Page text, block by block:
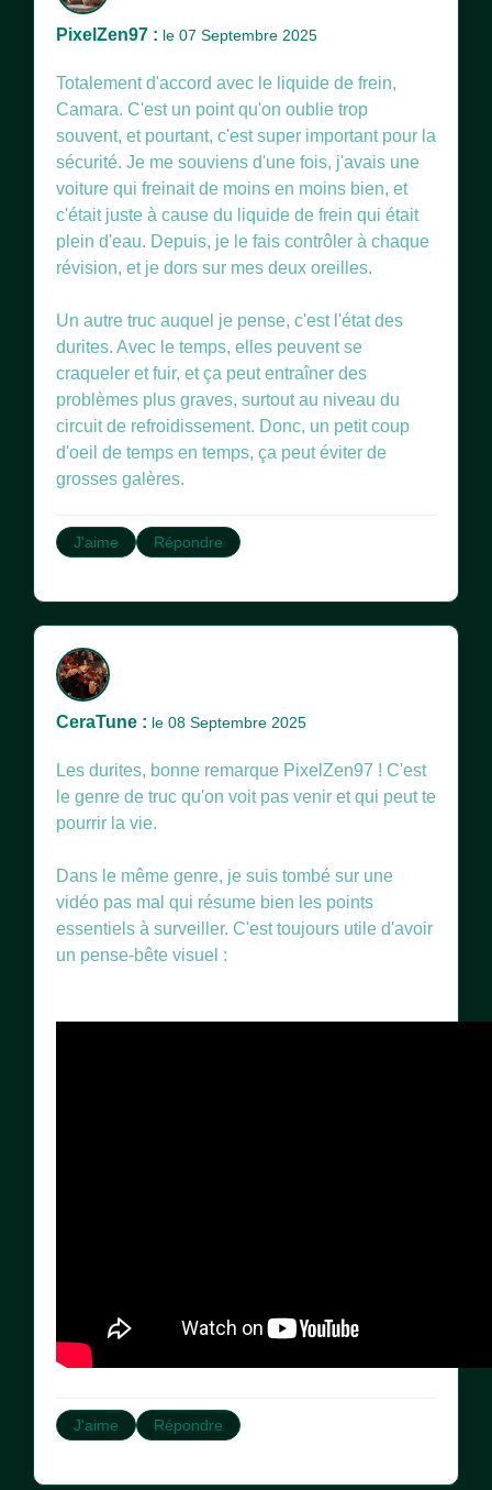
PixelZen97 : le 07 Septembre 2025
Totalement d'accord avec le liquide de frein,
Camara. C'est un point qu'on oublie trop
souvent, et pourtant, c'est super important pour la
sécurité. Je me souviens d'une fois, j'avais une
voiture qui freinait de moins en moins bien, et
c'était juste à cause du liquide de frein qui était
plein d'eau. Depuis, je le fais contrôler à chaque
révision, et je dors sur mes deux oreilles.
Un autre truc auquel je pense, c'est l'état des
durites. Avec le temps, elles peuvent se
craqueler et fuir, et ça peut entraîner des
problèmes plus graves, surtout au niveau du
circuit de refroidissement. Donc, un petit coup
d'oeil de temps en temps, ça peut éviter de
grosses galères.
J'aime Répondre
CeraTune : le 08 Septembre 2025
Les durites, bonne remarque PixelZen97 ! C'est
le genre de truc qu'on voit pas venir et qui peut te
pourrir la vie.
Dans le même genre, je suis tombé sur une
vidéo pas mal qui résume bien les points
essentiels à surveiller. C'est toujours utile d'avoir
un pense-bête visuel :
J'aime Répondre